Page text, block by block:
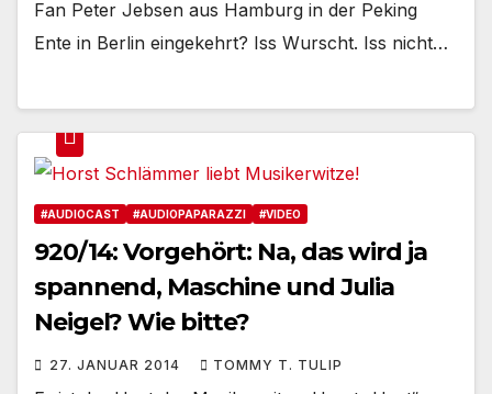
Fan Peter Jebsen aus Hamburg in der Peking
Ente in Berlin eingekehrt? Iss Wurscht. Iss nicht…
#AUDIOCAST #AUDIOPAPARAZZI #VIDEO
920/14: Vorgehört: Na, das wird ja
spannend, Maschine und Julia
Neigel? Wie bitte?
27. JANUAR 2014 TOMMY T. TULIP